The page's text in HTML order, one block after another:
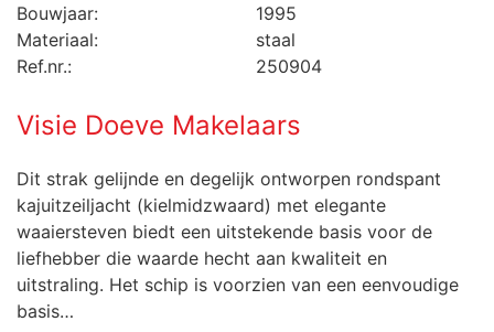
Bouwjaar:
1995
Materiaal:
staal
Ref.nr.:
250904
Visie Doeve Makelaars
Dit strak gelijnde en degelijk ontworpen rondspant
kajuitzeiljacht (kielmidzwaard) met elegante
waaiersteven biedt een uitstekende basis voor de
liefhebber die waarde hecht aan kwaliteit en
uitstraling. Het schip is voorzien van een eenvoudige
basis…